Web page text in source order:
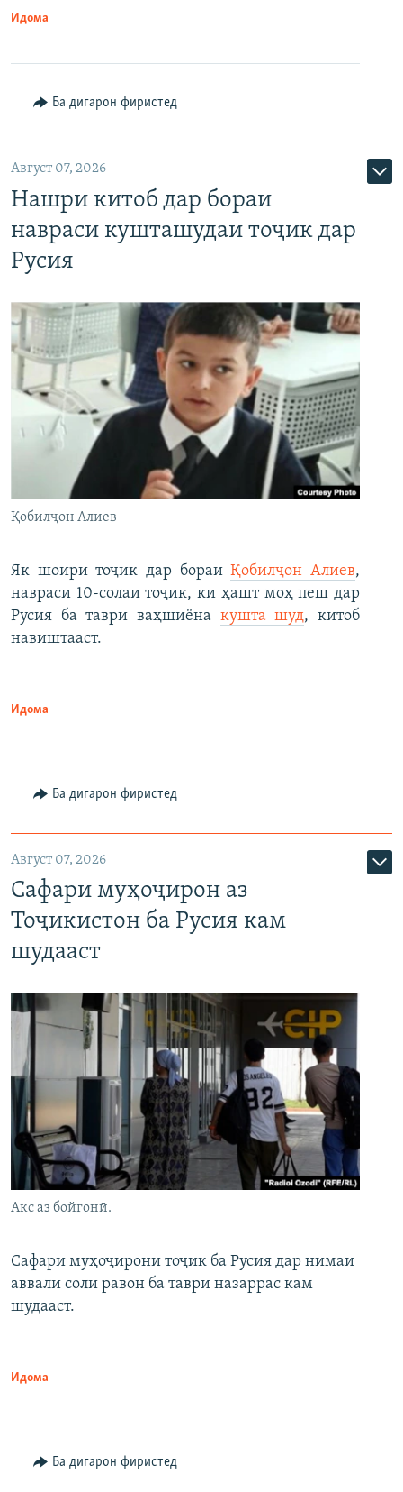
Идома
Ба дигарон фиристед
Август 07, 2026
Нашри китоб дар бораи
навраси кушташудаи тоҷик дар
Русия
Қобилҷон Алиев
Як шоири тоҷик дар бораиҚобилҷон Алиев,
навраси 10-солаи тоҷик, ки ҳашт моҳ пеш дар
Русия ба таври ваҳшиёна кушта шуд, китоб
навиштааст.
Идома
Ба дигарон фиристед
Август 07, 2026
Сафари муҳоҷирон аз
Тоҷикистон ба Русия кам
шудааст
Акс аз бойгонӣ.
Сафари муҳоҷирони тоҷик ба Русия дар нимаи
аввали соли равон ба таври назаррас кам
шудааст.
Идома
Ба дигарон фиристед